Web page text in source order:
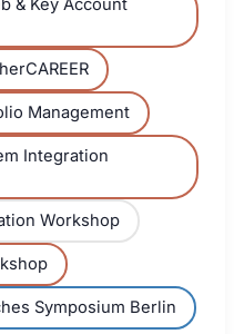
& Key Account
herCAREER
Management
Integration
Workshop
Symposium Berlin